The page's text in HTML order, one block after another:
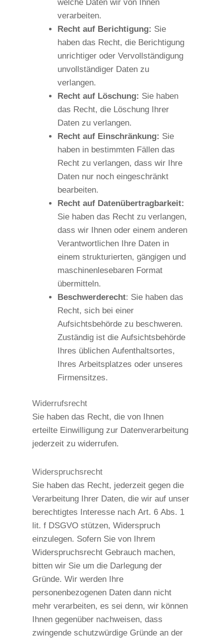
welche Daten wir von Ihnen
verarbeiten.
Recht auf Berichtigung: Sie
haben das Recht, die Berichtigung
unrichtiger oder Vervollständigung
unvollständiger Daten zu
verlangen.
Recht auf Löschung: Sie haben
das Recht, die Löschung Ihrer
Daten zu verlangen.
Recht auf Einschränkung: Sie
haben in bestimmten Fällen das
Recht zu verlangen, dass wir Ihre
Daten nur noch eingeschränkt
bearbeiten.
Recht auf Datenübertragbarkeit:
Sie haben das Recht zu verlangen,
dass wir Ihnen oder einem anderen
Verantwortlichen Ihre Daten in
einem strukturierten, gängigen und
maschinenlesebaren Format
übermitteln.
Beschwerderecht: Sie haben das
Recht, sich bei einer
Aufsichtsbehörde zu beschweren.
Zuständig ist die Aufsichtsbehörde
Ihres üblichen Aufenthaltsortes,
Ihres Arbeitsplatzes oder unseres
Firmensitzes.
Widerrufsrecht
Sie haben das Recht, die von Ihnen
erteilte Einwilligung zur Datenverarbeitung
jederzeit zu widerrufen.
Widerspruchsrecht
Sie haben das Recht, jederzeit gegen die
Verarbeitung Ihrer Daten, die wir auf unser
berechtigtes Interesse nach Art. 6 Abs. 1
lit. f DSGVO stützen, Widerspruch
einzulegen. Sofern Sie von Ihrem
Widerspruchsrecht Gebrauch machen,
bitten wir Sie um die Darlegung der
Gründe. Wir werden Ihre
personenbezogenen Daten dann nicht
mehr verarbeiten, es sei denn, wir können
Ihnen gegenüber nachweisen, dass
zwingende schutzwürdige Gründe an der